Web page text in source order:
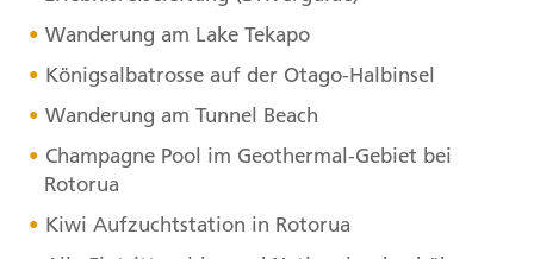
Wanderung am Lake Tekapo
Königsalbatrosse auf der Otago-Halbinsel
Wanderung am Tunnel Beach
Champagne Pool im Geothermal-Gebiet bei
Rotorua
Kiwi Aufzuchtstation in Rotorua